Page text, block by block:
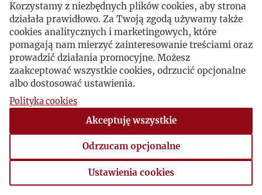
Korzystamy z niezbędnych plików cookies, aby strona
działała prawidłowo. Za Twoją zgodą używamy także
cookies analitycznych i marketingowych, które
pomagają nam mierzyć zainteresowanie treściami oraz
prowadzić działania promocyjne. Możesz
zaakceptować wszystkie cookies, odrzucić opcjonalne
albo dostosować ustawienia.
Polityka cookies
Akceptuję wszystkie
Odrzucam opcjonalne
Ustawienia cookies
Ustawienia cookies